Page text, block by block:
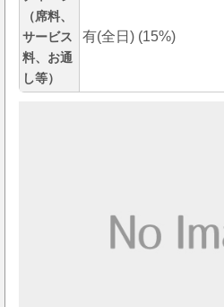
（席料、
サービス
料、お通
し等）
有(全日) (15%)